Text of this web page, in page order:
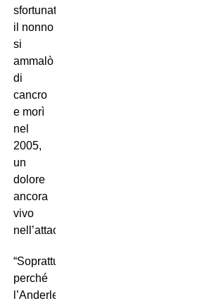
sfortunatamente
il nonno
si
ammalò
di
cancro
e morì
nel
2005,
un
dolore
ancora
vivo
nell’attaccante:
“Soprattutto
perché
l’Anderlecht